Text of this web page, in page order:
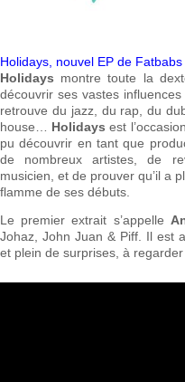
Holidays, nouvel EP de Fatbabs
Holidays montre toute la
découvrir ses vastes
retrouve du jazz, du rap, du
house… Holidays est
pu découvrir en tant que
de nombreux artistes, de
musicien, et de prouver qu’il a
flamme de ses débuts.
Le premier extrait s’appelle
Johaz, John Juan & Piff. Il est
et plein de surprises, à regarder